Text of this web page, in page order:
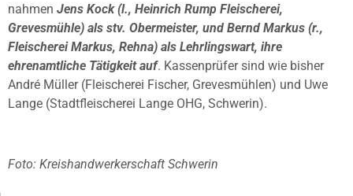
nahmen Jens Kock (l., Heinrich Rump Fleischerei,
Grevesmühle) als stv. Obermeister, und Bernd Markus (r.,
Fleischerei Markus, Rehna) als Lehrlingswart, ihre
ehrenamtliche Tätigkeit auf. Kassenprüfer sind wie bisher
André Müller (Fleischerei Fischer, Grevesmühlen) und Uwe
Lange (Stadtfleischerei Lange OHG, Schwerin).
Foto: Kreishandwerkerschaft Schwerin